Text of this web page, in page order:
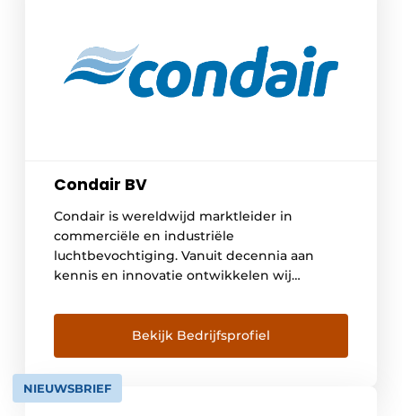
Condair BV
Condair is wereldwijd marktleider in
commerciële en industriële
luchtbevochtiging. Vanuit decennia aan
kennis en innovatie ontwikkelen wij
efficiëntie en betrouwbaarheid centraal
staan. Onze systemen worden toegepast in
meer dan 50 landen en zijn toonaangevend
in sectoren waar luchtkwaliteit direct
invloed heeft op mens, product en proces.
Bekijk Bedrijfsprofiel
NIEUWSBRIEF